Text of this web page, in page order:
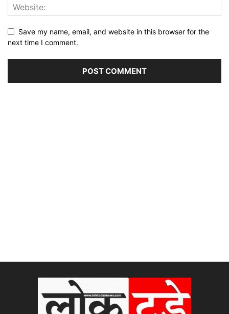
Save my name, email, and website in this browser for the
next time I comment.